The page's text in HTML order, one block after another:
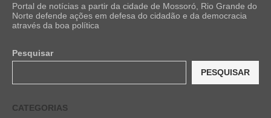
Portal de notícias a partir da cidade de Mossoró, Rio Grande do
Norte defende ações em defesa do cidadão e da democracia
através da boa política
Pesquisar
PESQUISAR
CATEGORIAS